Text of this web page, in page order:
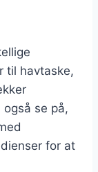
til havtaske,
se på,
for at